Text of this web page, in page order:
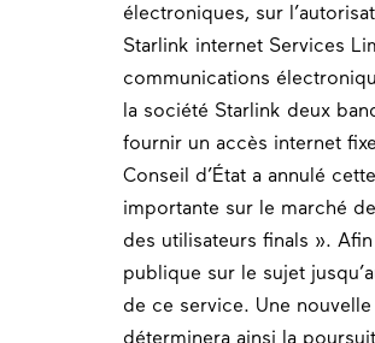
électroniques, sur
Starlink internet Services
communications
la société Starlink deux
fournir un accès internet
Conseil d’État a annulé
importante sur le marché
des utilisateurs finals ».
publique sur le sujet
de ce service. Une
déterminera ainsi la